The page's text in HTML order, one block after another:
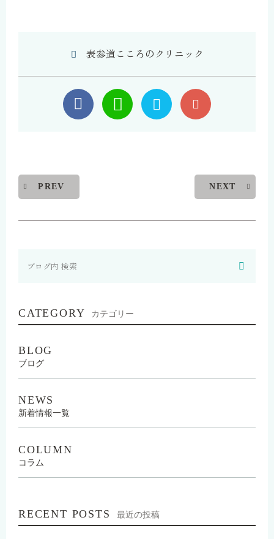
表参道こころのクリニック
PREV NEXT
CATEGORY カテゴリー
BLOG
ブログ
NEWS
新着情報一覧
COLUMN
コラム
RECENT POSTS 最近の投稿